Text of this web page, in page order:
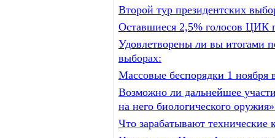
Второй тур президентских
Оставшиеся 2,5% голосов ЦИК
Удовлетворены ли вы итогами
выборах:
Массовые беспорядки 1 ноября
Возможно ли дальнейшее
на него биологического
Что зарабатывают